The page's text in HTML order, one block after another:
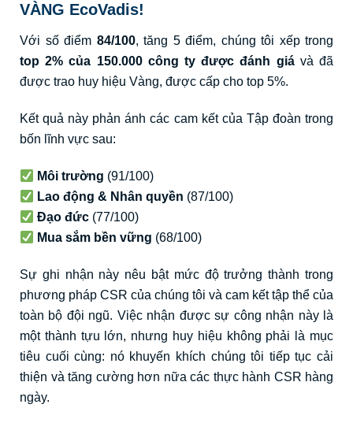
VÀNG EcoVadis!
Với số điểm 84/100, tăng 5 điểm, chúng tôi xếp trong
top 2% của 150.000 công ty được đánh giávà đã
được trao huy hiệu Vàng, được cấp cho top 5%.
Kết quả này phản ánh các cam kết của Tập đoàn trong
bốn lĩnh vực sau:
Môi trường (91/100)
Lao động & Nhân quyền (87/100)
Đạo đức (77/100)
Mua sắm bền vững (68/100)
Sự ghi nhận này nêu bật mức độ trưởng thành trong
phương pháp CSR của chúng tôi và cam kết tập thể của
toàn bộ đội ngũ. Việc nhận được sự công nhận này là
một thành tựu lớn, nhưng huy hiệu không phải là mục
tiêu cuối cùng: nó khuyến khích chúng tôi tiếp tục cải
thiện và tăng cường hơn nữa các thực hành CSR hàng
ngày.